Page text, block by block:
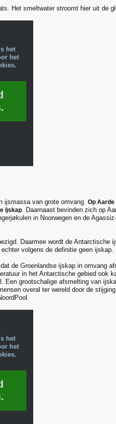
Het smeltwater stroomt hier uit de
het
het
ijsmassa van grote omvang. Op
ijskap. Daarnaast bevinden zich op
in Noorwegen en de
Daarmee wordt de Antarctische
volgens de definitie geen ijskap.
de Groenlandse ijskap in omvang
in het Antarctische gebied ook
Een grootschalige afsmelting van
overal ter wereld door de
het
het